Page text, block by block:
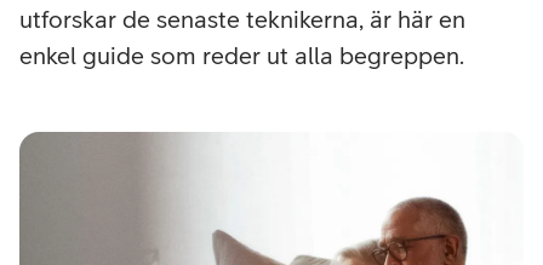
utforskar de senaste teknikerna, är här en
enkel guide som reder ut alla begreppen.